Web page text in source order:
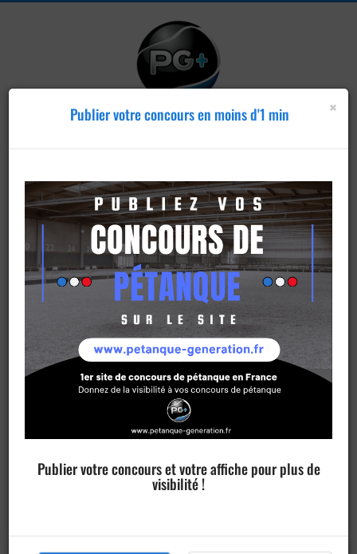
Publier un
concours
×
Publier votre concours en moins d'1 min
Publier votre concours et votre affiche pour plus de
visibilité !